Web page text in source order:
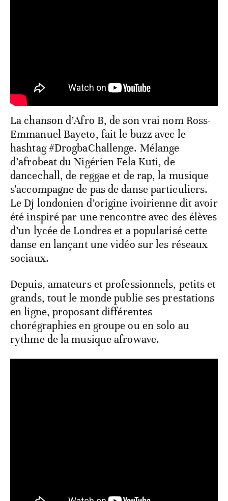
La chanson d’Afro B, de son vrai nom Ross-
Emmanuel Bayeto, fait le buzz avec le
hashtag #DrogbaChallenge. Mélange
d’afrobeat du Nigérien Fela Kuti, de
dancechall, de reggae et de rap, la musique
s'accompagne de pas de danse particuliers.
Le Dj londonien d’origine ivoirienne dit avoir
été inspiré par une rencontre avec des élèves
d’un lycée de Londres et a popularisé cette
danse en lançant une vidéo sur les réseaux
sociaux.
Depuis, amateurs et professionnels, petits et
grands, tout le monde publie ses prestations
en ligne, proposant différentes
chorégraphies en groupe ou en solo au
rythme de la musique afrowave.